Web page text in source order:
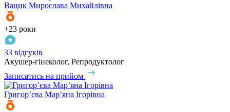
Вацик Мирослава Михайлівна
+23 роки
33 відгуків
Акушер-гінеколог, Репродуктолог
Записатись на прийом
Григор’єва Мар’яна Ігорівна